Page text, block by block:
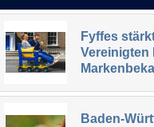
Fyffes
Vereinigten
Baden-